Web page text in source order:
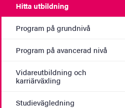
Hitta utbildning
Program på grundnivå
Program på avancerad nivå
Vidareutbildning och
karriärväxling
Studievägledning